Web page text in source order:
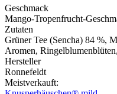
Geschmack
Mango-Tropenfrucht-
Zutaten
Grüner Tee (Sencha) 84 %,
Aromen,
Hersteller
Ronnefeldt
Meistverkauft: